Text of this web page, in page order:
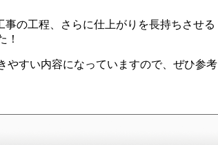
の工程、さらに仕上がりを長持ちさせる
！
やすい内容になっていますので、ぜひ参考